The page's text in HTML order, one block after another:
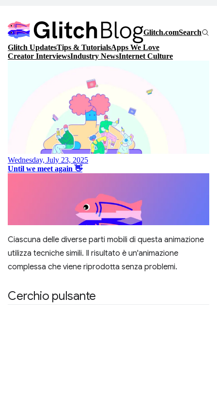
Ciascuna delle diverse parti mobili di questa animazione
utilizza tecniche simili. Il risultato è un'animazione
complessa che viene riprodotta senza problemi.
Cerchio pulsante